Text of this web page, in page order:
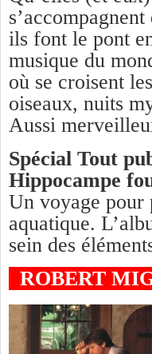
ils font le pont
musique du
où se croisent
oiseaux, nuits
Aussi
Spécial Tout
Hippocampe
Un voyage pour
aquatique.
sein des
ROBERT